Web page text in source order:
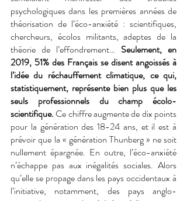
psychologiques dans les premières années de
théorisation de l’éco-anxiété : scientifiques,
chercheurs, écolos militants, adeptes de la
théorie de l’effondrement… Seulement, en
2019, 51% des Français se disent angoissés à
l’idée du réchauffement climatique, ce qui,
statistiquement, représente bien plus que les
seuls professionnels du champ écolo-
scientifique. Ce chiffre augmente de dix points
pour la génération des 18-24 ans, et il est à
prévoir que la « génération Thunberg » ne soit
nullement épargnée. En outre, l’éco-anxiété
n’échappe pas aux inégalités sociales. Alors
qu’elle se propage dans les pays occidentaux à
l’initiative, notamment, des pays anglo-